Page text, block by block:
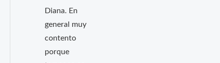
Diana. En
general muy
contento
porque